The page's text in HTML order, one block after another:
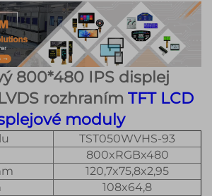
800*480 IPS displej
rozhraním TFT LCD
moduly
TST050WVHS-93
800xRGBx480
120,7x75,8x2,95
108x64,8